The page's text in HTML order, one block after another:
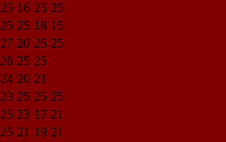
25 16 25 25
25 25 18 15
27 20 25 25
26 25 25
24 20 21
23 25 25 25
25 23 17 21
25 21 19 21